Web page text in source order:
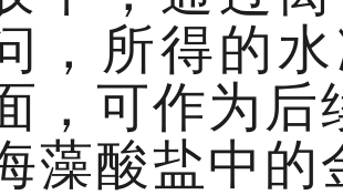
，所得的
，可作为后
藻酸盐中的